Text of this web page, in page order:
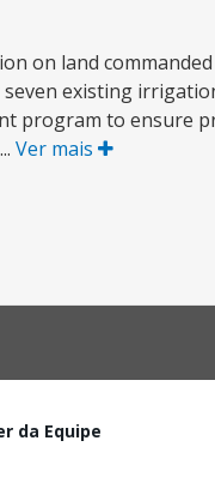
on land commanded
existing
program to ensure
Ver mais
da Equipe